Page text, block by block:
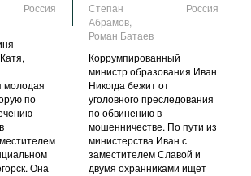
Россия
–
молодая
по
Она
Степан
Абрамов,
Роман Батаев
Россия
Коррумпированный
министр образования Иван
Никогда бежит от
уголовного преследования
по обвинению в
мошенничестве. По пути из
министерства Иван с
заместителем Славой и
двумя охранниками ищет